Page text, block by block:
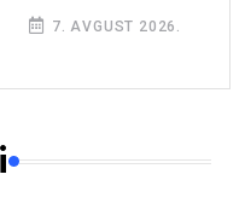
7. AVGUST 2026.